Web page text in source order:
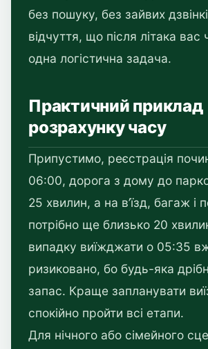
без пошуку, без зайвих
відчуття, що після літака
одна логістична задача.
Практичний приклад
розрахунку часу
Припустимо, реєстрація
06:00, дорога з дому до
25 хвилин, а на в’їзд, багаж і
потрібно ще близько 20
випадку виїжджати о 05:35
ризиковано, бо будь-яка
запас. Краще запланувати
спокійно пройти всі етапи.
Для нічного або сімейного